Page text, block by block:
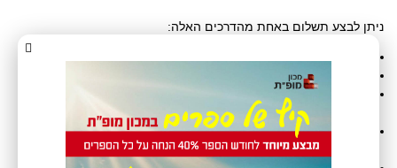
ניתן לבצע תשלום באחת מהדרכים האלה:
עסקת אשראי טלפונית.
תל-אביב מיקוד 61484).
שליחת מכתב התחייבות של המוסד המעסיק לכיסוי שכר הלימוד
mlomdim@macam.ac.il
).